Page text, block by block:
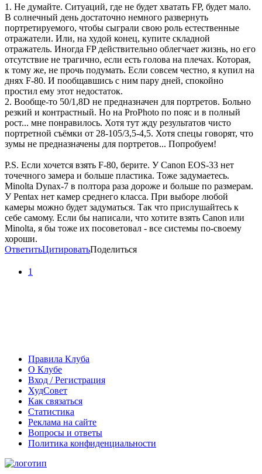
1. Не думайте. Ситуаций, где не будет хватать FP, будет мало.
В солнечный день достаточно немного развернуть
портретируемого, чтобы сыграли свою роль естественные
отражатели. Или, на худой конец, купите складной
отражатель. Иногда FP действительно облегчает жизнь, но его
отсутствие не трагично, если есть голова на плечах. Которая,
к тому же, не прочь подумать. Если совсем честно, я купил на
днях F-80. И пообщавшись с ним пару дней, спокойно
простил ему этот недостаток.
2. Вообще-то 50/1,8D не предназначен для портретов. Больно
резкий и контрастный. Но на ProPhoto по пояс и в полный
рост... мне понравилось. Хотя тут жду результатов чисто
портретной съёмки от 28-105/3,5-4,5. Хотя спецы говорят, что
зумы не предназначены для портретов... Попробуем!
P.S. Если хочется взять F-80, берите. У Canon EOS-33 нет
точечного замера и больше пластика. Тоже задумаетесь.
Minolta Dynax-7 в полтора раза дороже и больше по размерам.
У Pentax нет камер среднего класса. При выборе любой
камеры можно будет задуматься. Так что прислушайтесь к
себе самому. Если бы написали, что хотите взять Canon или
Minolta, я бы тоже их посоветовал - все системы по-своему
хороши.
ОтветитьЦитироватьПоделиться
1
Правила Клуба
О Клубе
Вход / Регистрация
ХудСовет
Как связаться
Статистика
Реклама на сайте
Вопросы и ответы
Политика конфиденциальности